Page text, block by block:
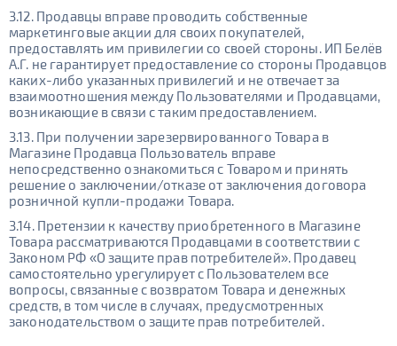
3.12. Продавцы вправе проводить собственные
маркетинговые акции для своих покупателей,
предоставлять им привилегии со своей стороны. ИП Белёв
А.Г. не гарантирует предоставление со стороны Продавцов
каких-либо указанных привилегий и не отвечает за
взаимоотношения между Пользователями и Продавцами,
возникающие в связи с таким предоставлением.
3.13. При получении зарезервированного Товара в
Магазине Продавца Пользователь вправе
непосредственно ознакомиться с Товаром и принять
решение о заключении/отказе от заключения договора
розничной купли-продажи Товара.
3.14. Претензии к качеству приобретенного в Магазине
Товара рассматриваются Продавцами в соответствии с
Законом РФ «О защите прав потребителей». Продавец
самостоятельно урегулирует с Пользователем все
вопросы, связанные с возвратом Товара и денежных
средств, в том числе в случаях, предусмотренных
законодательством о защите прав потребителей.